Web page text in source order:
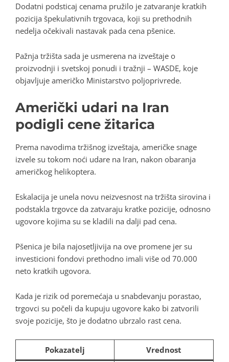
Dodatni podsticaj cenama pružilo je zatvaranje kratkih
pozicija špekulativnih trgovaca, koji su prethodnih
nedelja očekivali nastavak pada cena pšenice.
Pažnja tržišta sada je usmerena na izveštaje o
proizvodnji i svetskoj ponudi i tražnji – WASDE, koje
objavljuje američko Ministarstvo poljoprivrede.
Američki udari na Iran
podigli cene žitarica
Prema navodima tržišnog izveštaja, američke snage
izvele su tokom noći udare na Iran, nakon obaranja
američkog helikoptera.
Eskalacija je unela novu neizvesnost na tržišta sirovina i
podstakla trgovce da zatvaraju kratke pozicije, odnosno
ugovore kojima su se kladili na dalji pad cena.
Pšenica je bila najosetljivija na ove promene jer su
investicioni fondovi prethodno imali više od 70.000
neto kratkih ugovora.
Kada je rizik od poremećaja u snabdevanju porastao,
trgovci su počeli da kupuju ugovore kako bi zatvorili
svoje pozicije, što je dodatno ubrzalo rast cena.
Pokazatelj Vrednost